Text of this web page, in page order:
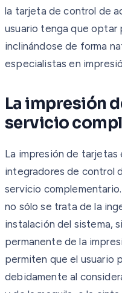
la tarjeta de control de
usuario tenga que optar
inclinándose de forma
especialistas en
La impresión
servicio
La impresión de tarjetas
integradores de control
servicio
no sólo se trata de la
instalación del sistema,
permanente de la
permiten que el usuario
debidamente al